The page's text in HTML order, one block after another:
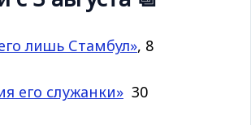
лишь Стамбул», 8
его служанки» 30